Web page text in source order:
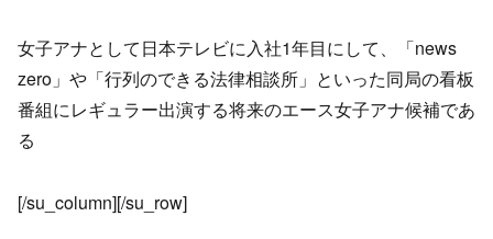
女子アナとして日本テレビに入社1年目にして、「news
zero」や「行列のできる法律相談所」といった同局の看板
番組にレギュラー出演する将来のエース女子アナ候補であ
る
[/su_column][/su_row]